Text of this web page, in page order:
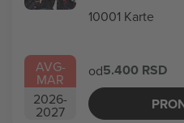
AVG-
MAR
2026-
2027
10001 Karte
od5.400 RSD